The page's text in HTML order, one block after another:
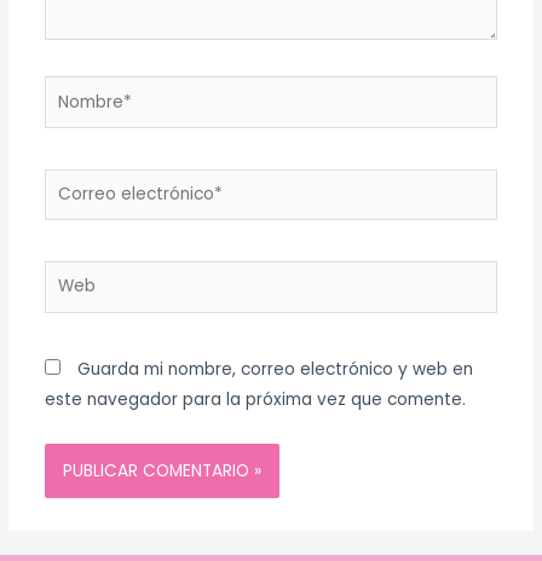
Nombre*
Correo
Web
Guarda mi nombre, correo electrónico y web en
este navegador para la próxima vez que comente.